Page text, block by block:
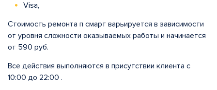
Visa,
Стоимость ремонта п смарт варьируется в зависимости
от уровня сложности оказываемых работы и начинается
от 590 руб.
Все действия выполняются в присутствии клиента с
10:00 до 22:00 .